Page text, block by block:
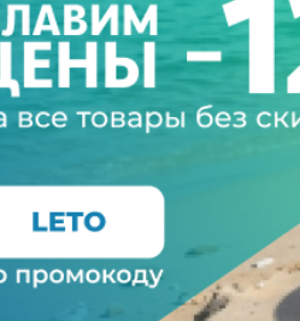
Оплата после осмотра